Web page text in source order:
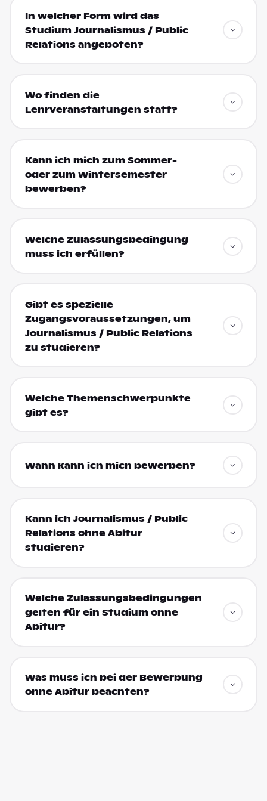
In welcher Form wird das
Studium Journalismus / Public
Relations angeboten?
Wo finden die
Lehrveranstaltungen statt?
Kann ich mich zum Sommer-
oder zum Wintersemester
bewerben?
Welche Zulassungsbedingung
muss ich erfüllen?
Gibt es spezielle
Zugangsvoraussetzungen, um
Journalismus / Public Relations
zu studieren?
Welche Themenschwerpunkte
gibt es?
Wann kann ich mich bewerben?
Kann ich Journalismus / Public
Relations ohne Abitur
studieren?
Welche Zulassungsbedingungen
gelten für ein Studium ohne
Abitur?
Was muss ich bei der Bewerbung
ohne Abitur beachten?